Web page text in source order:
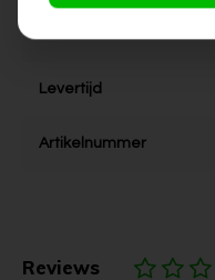
Levertijd
Artikelnummer
Reviews